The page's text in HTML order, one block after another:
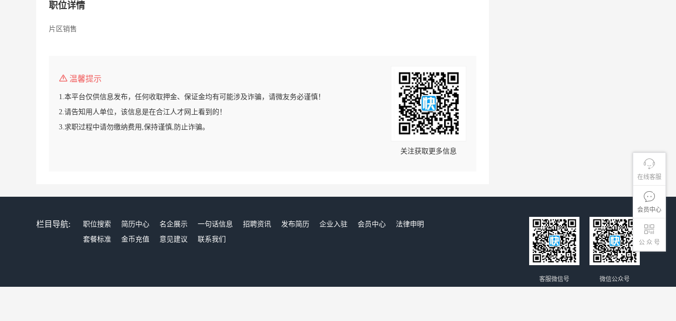
在线客服
会员中心
公 众 号
职位详情
片区销售
温馨提示
1.本平台仅供信息发布，任何收取押金、保证金均有可能涉及诈骗，请微友务必谨慎！
2.请告知用人单位，该信息是在合江人才网上看到的！
3.求职过程中请勿缴纳费用,保持谨慎,防止诈骗。
关注获取更多信息
栏目导航: 职位搜索 简历中心 名企展示 一句话信息 招聘资讯 发布简历 企业入驻 会员中心
法律申明
套餐标准
金币充值 意见建议 联系我们
微信公众号
客服微信号